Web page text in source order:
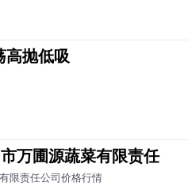
高抛低吸
万圃源蔬菜有限责任
限责任公司价格行情